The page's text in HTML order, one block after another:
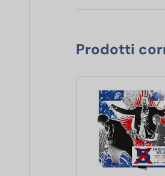
Prodotti